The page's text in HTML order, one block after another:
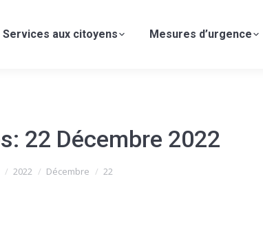
Services aux citoyens Mesures d’urgence
22 Décembre 2022
2022 Décembre 22